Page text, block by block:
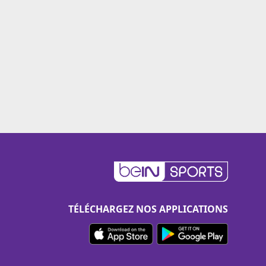
TÉLÉCHARGEZ NOS APPLICATIONS